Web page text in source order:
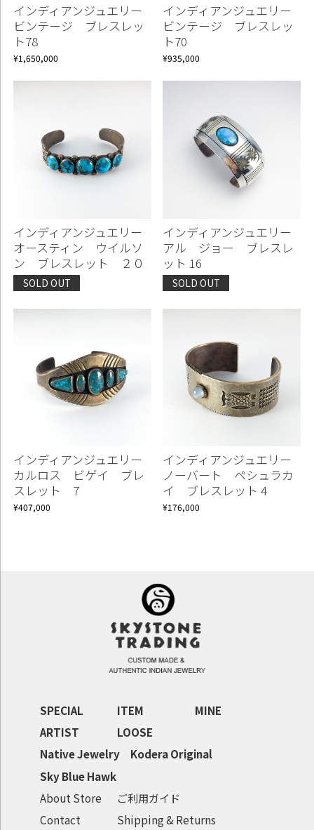
インディアンジュエリー
ビンテージ ブレスレッ
ト78
¥1,650,000
インディアンジュエリー
ビンテージ ブレスレッ
ト70
¥935,000
インディアンジュエリー
オースティン ウイルソ
ン ブレスレット ２０
SOLD OUT
インディアンジュエリー
アル ジョー ブレスレ
ット 16
SOLD OUT
インディアンジュエリー
カルロス ビゲイ ブレ
スレット 7
¥407,000
インディアンジュエリー
ノーバート ペシュラカ
イ ブレスレット 4
¥176,000
SPECIAL ITEM
MINE
ARTIST
LOOSE
Native Jewelry
Kodera Original
Sky Blue Hawk
About Store
ご利用ガイド
Contact
Shipping & Returns